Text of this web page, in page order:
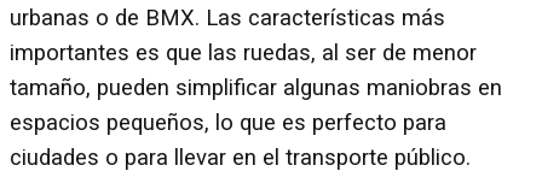
urbanas o de BMX. Las características más
importantes es que las ruedas, al ser de menor
tamaño, pueden simplificar algunas maniobras en
espacios pequeños, lo que es perfecto para
ciudades o para llevar en el transporte público.